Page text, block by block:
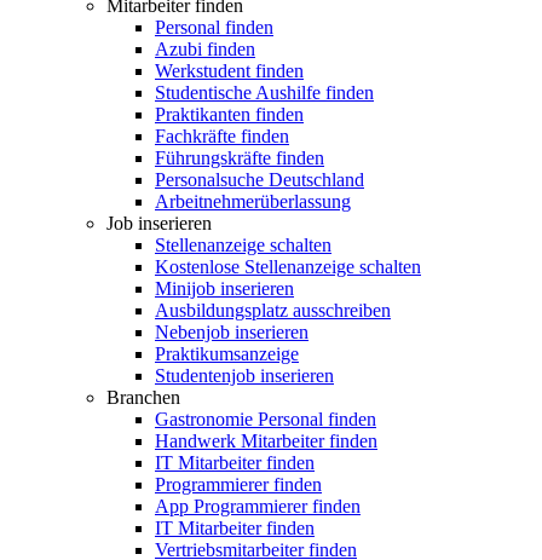
Mitarbeiter finden
Personal finden
Azubi finden
Werkstudent finden
Studentische Aushilfe finden
Praktikanten finden
Fachkräfte finden
Führungskräfte finden
Personalsuche Deutschland
Arbeitnehmerüberlassung
Job inserieren
Stellenanzeige schalten
Kostenlose Stellenanzeige schalten
Minijob inserieren
Ausbildungsplatz ausschreiben
Nebenjob inserieren
Praktikumsanzeige
Studentenjob inserieren
Branchen
Gastronomie Personal finden
Handwerk Mitarbeiter finden
IT Mitarbeiter finden
Programmierer finden
App Programmierer finden
IT Mitarbeiter finden
Vertriebsmitarbeiter finden